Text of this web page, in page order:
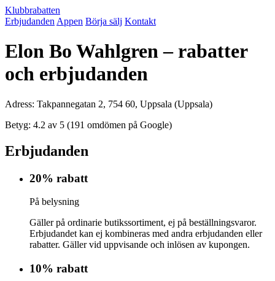
Klubbrabatten
Erbjudanden Appen Börja sälj Kontakt
Elon Bo Wahlgren – rabatter
och erbjudanden
Adress: Takpannegatan 2, 754 60, Uppsala (Uppsala)
Betyg: 4.2 av 5 (191 omdömen på Google)
Erbjudanden
20% rabatt
På belysning
Gäller på ordinarie butikssortiment, ej på beställningsvaror.
Erbjudandet kan ej kombineras med andra erbjudanden eller
rabatter. Gäller vid uppvisande och inlösen av kupongen.
10% rabatt